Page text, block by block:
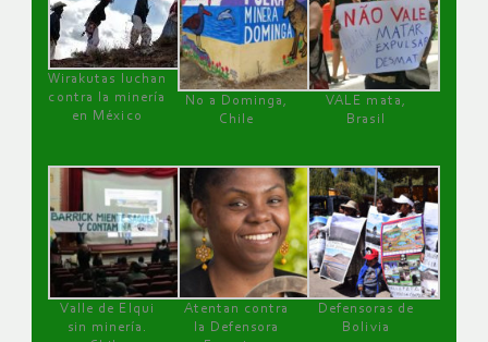
Wirakutas luchan
contra la minería
en México
No a Dominga,
Chile
VALE mata,
Brasil
Valle de Elqui
sin minería.
Atentan contra
la Defensora
Defensoras de
Bolivia